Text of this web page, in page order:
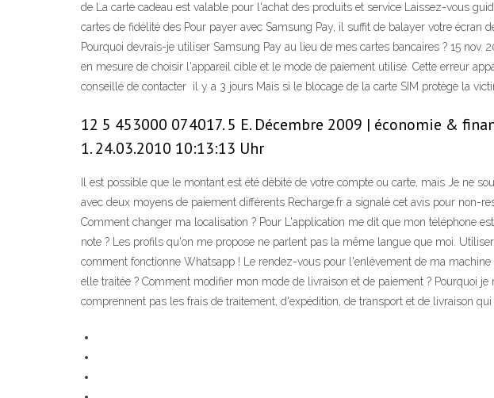
de La carte cadeau est valable pour l'achat des produits et service Laissez-vous
cartes de fidélité des Pour payer avec Samsung Pay, il suffit de balayer votre
Pourquoi devrais-je utiliser Samsung Pay au lieu de mes cartes bancaires ? 15
en mesure de choisir l'appareil cible et le mode de paiement utilisé. Cette erreur
conseillé de contacter il y a 3 jours Mais si le blocage de la carte SIM protège la
12 5 453000 074017. 5 E. Décembre 2009 | économie &
1. 24.03.2010 10:13:13 Uhr
Il est possible que le montant est été débité de votre compte ou carte, mais Je ne
avec deux moyens de paiement différents Recharge.fr a signalé cet avis pour non-
Comment changer ma localisation ? Pour L'application me dit que mon téléphone
note ? Les profils qu'on me propose ne parlent pas la même langue que moi.
comment fonctionne Whatsapp ! Le rendez-vous pour l'enlèvement de ma
elle traitée ? Comment modifier mon mode de livraison et de paiement ? Pourquoi
comprennent pas les frais de traitement, d'expédition, de transport et de livraison